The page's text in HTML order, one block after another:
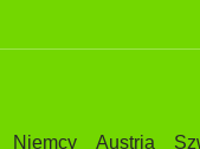
Niemcy Austria